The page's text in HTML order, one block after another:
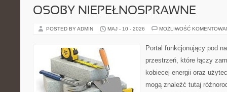
OSOBY NIEPEŁNOSPRAWNE
POSTED BY ADMIN MAJ - 10 - 2026 MOŻLIWOŚĆ
Portal funkcjonujący pod
przestrzeń, które łączy
kobiecej energii oraz
mogą znaleźć tutaj